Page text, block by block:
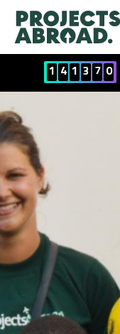
1 4 1 3 7 0